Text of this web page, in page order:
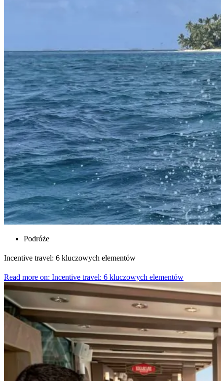
Podróże
Incentive travel: 6 kluczowych elementów
Read more on: Incentive travel: 6 kluczowych elementów